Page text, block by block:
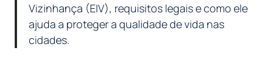
Vizinhança (EIV), requisitos legais e como ele
ajuda a proteger a qualidade de vida nas
cidades.